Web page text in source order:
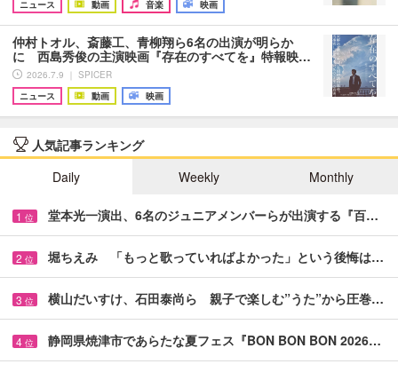
ニュース
動画 音楽 映画
仲村トオル、斎藤工、青柳翔ら6名の出演が明らか
に 西島秀俊の主演映画『存在のすべてを』特報映…
2026.7.9 ｜ SPICER
ニュース
動画 映画
人気記事ランキング
Daily
Weekly Monthly
1 位 堂本光一演出、6名のジュニアメンバーらが出演する『百…
2 位 堀ちえみ 「もっと歌っていればよかった」という後悔は…
3 位 横山だいすけ、石田泰尚ら 親子で楽しむ”うた”から圧巻…
4 位 静岡県焼津市であらたな夏フェス『BON BON BON 2026…